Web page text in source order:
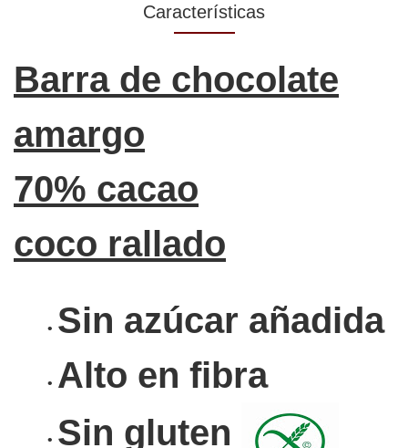
Características
Barra de chocolate
amargo
70% cacao
coco rallado
Sin azúcar añadida
Alto en fibra
Sin gluten